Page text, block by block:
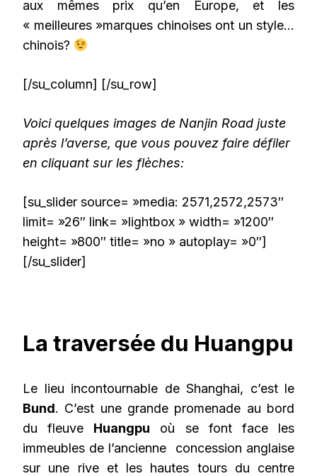
aux mêmes prix qu’en Europe, et les
« meilleures »marques chinoises ont un style…
chinois?
[/su_column] [/su_row]
Voici quelques images de Nanjin Road juste
après l’averse, que vous pouvez faire défiler
en cliquant sur les flèches:
[su_slider source= »media: 2571,2572,2573″
limit= »26″ link= »lightbox » width= »1200″
height= »800″ title= »no » autoplay= »0″]
[/su_slider]
La traversée du Huangpu
Le lieu incontournable de Shanghai, c’est le
Bund. C’est une grande promenade au bord
du fleuve Huangpu où se font face les
immeubles de l’ancienne concession anglaise
sur une rive et les hautes tours du centre